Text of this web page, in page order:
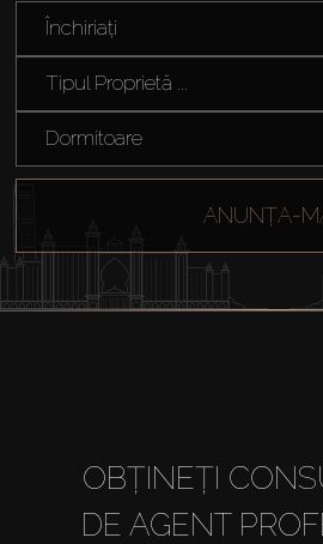
Închiriați
Tipul Proprietă ...
Dormitoare
ANUNȚA-
OBȚINEȚI
DE AGENT